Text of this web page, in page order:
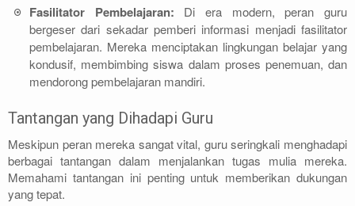
Fasilitator Pembelajaran: Di era modern, peran guru
bergeser dari sekadar pemberi informasi menjadi fasilitator
pembelajaran. Mereka menciptakan lingkungan belajar yang
kondusif, membimbing siswa dalam proses penemuan, dan
mendorong pembelajaran mandiri.
Tantangan yang Dihadapi Guru
Meskipun peran mereka sangat vital, guru seringkali menghadapi
berbagai tantangan dalam menjalankan tugas mulia mereka.
Memahami tantangan ini penting untuk memberikan dukungan
yang tepat.